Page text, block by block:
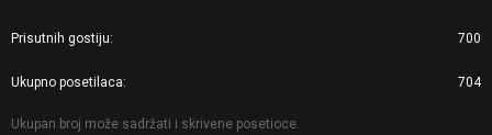
Prisutnih gostiju 700
Ukupno posetilaca 704
Ukupan broj može sadržati i skrivene posetioce.